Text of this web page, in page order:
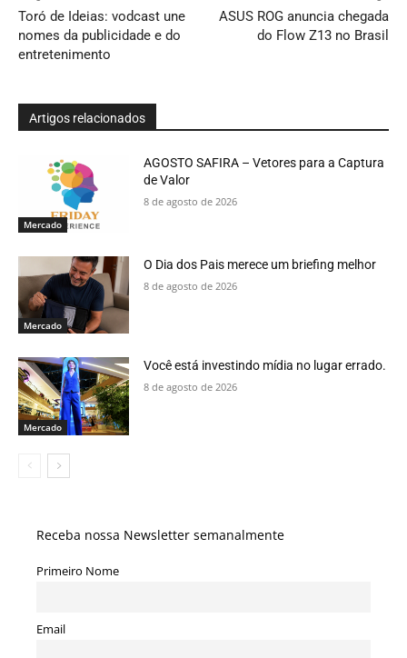
Toró de Ideias: vodcast une
nomes da publicidade e do
entretenimento
ASUS ROG anuncia chegada
do Flow Z13 no Brasil
Artigos relacionados
Mercado
AGOSTO SAFIRA – Vetores para a Captura
de Valor
8 de agosto de 2026
Mercado
O Dia dos Pais merece um briefing melhor
8 de agosto de 2026
Mercado
Você está investindo mídia no lugar errado.
8 de agosto de 2026
Receba nossa Newsletter semanalmente
Primeiro Nome
Email